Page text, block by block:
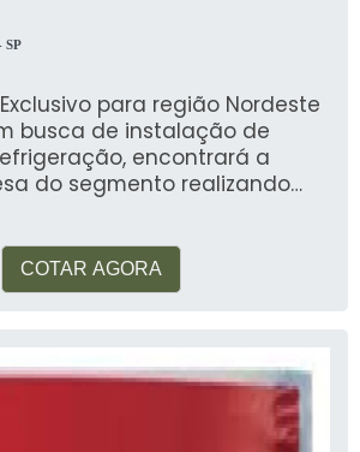
SP
para região Nordeste
busca de instalação de
encontrará a
do segmento realizando
MAIS SOBRE
APARELHO DE REFRIGERAÇÃO
encontrar o site da
Especializada em
transporte frigorífico e
COTAR AGORA